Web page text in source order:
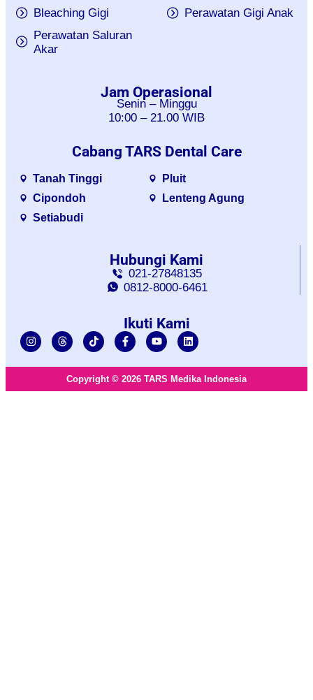
Bleaching Gigi
Perawatan Saluran
Akar
Perawatan Gigi Anak
Jam Operasional
Senin – Minggu
10:00 – 21.00 WIB
Cabang TARS Dental Care
Tanah Tinggi
Cipondoh
Setiabudi
Pluit
Lenteng Agung
Hubungi Kami
021-27848135
0812-8000-6461
Ikuti Kami
Copyright © 2026 TARS Medika Indonesia